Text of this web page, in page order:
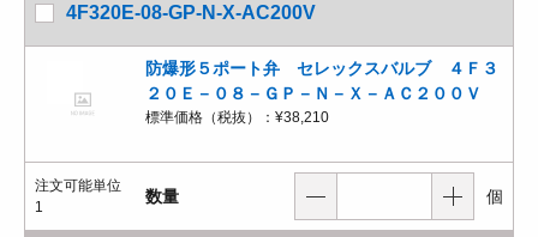
4F320E-08-GP-N-X-AC200V
防爆形５ポート弁 セレックスバルブ ４Ｆ３
２０Ｅ－０８－ＧＰ－Ｎ－Ｘ－ＡＣ２００Ｖ
標準価格（税抜）： ¥38,210
注文可能単位
1
数量 個